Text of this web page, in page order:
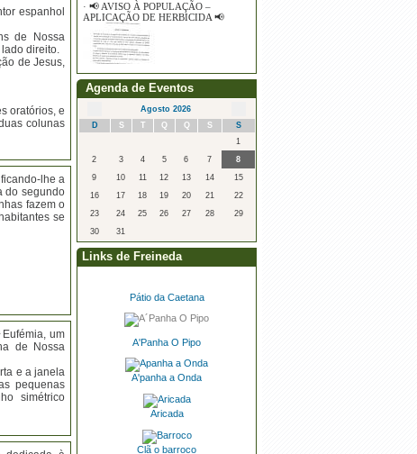
espanhol
de Nossa
direito.
de Jesus,
oratórios, e
colunas
lhe a
do segundo
fazem o
se
um
de Nossa
e a janela
pequenas
simétrico
· 📢 AVISO À POPULAÇÃO –
APLICAÇÃO DE HERBICIDA 📢
Procedimento concursal
Agenda de Eventos
Agosto 2026
D
S T Q Q S
S
1
2
3 4 5 6 7
8
9
10 11 12 13 14
15
16
17 18 19 20 21
22
23
24 25 26 27 28
29
30
31
Links de Freineda
Pátio da Caetana
A'Panha O Pipo
A'panha a Onda
Aricada
Clã o barroco